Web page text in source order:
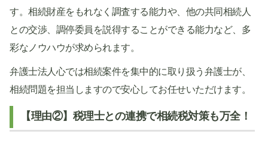
す。相続財産をもれなく調査する能力や、他の共同相続人
との交渉、調停委員を説得することができる能力など、多
彩なノウハウが求められます。
弁護士法人心では相続案件を集中的に取り扱う弁護士が、
相続問題を担当しますので安心してお任せいただけます。
【理由②】税理士との連携で相続税対策も万全！